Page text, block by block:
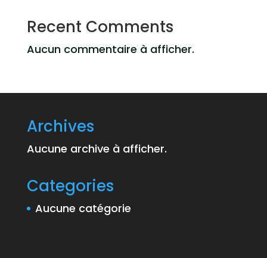
Recent Comments
Aucun commentaire à afficher.
Archives
Aucune archive à afficher.
Categories
Aucune catégorie